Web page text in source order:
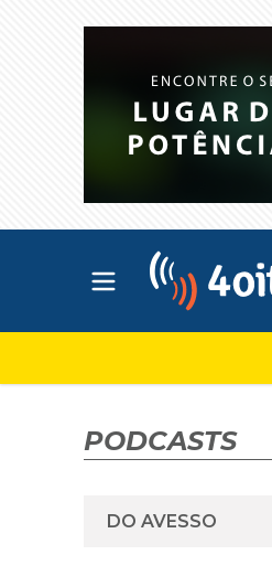
Abrir menu principal
PODCASTS